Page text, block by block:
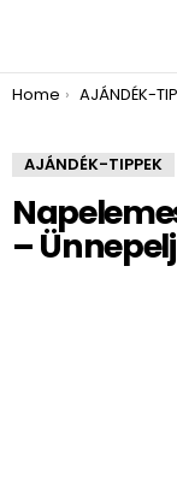
You are here:
Home AJÁNDÉK-
AJÁNDÉK-TIPPEK
–